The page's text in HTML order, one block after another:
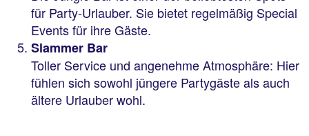
für Party-Urlauber. Sie bietet regelmäßig Special
Events für ihre Gäste.
Slammer Bar
Toller Service und angenehme Atmosphäre: Hier
fühlen sich sowohl jüngere Partygäste als auch
ältere Urlauber wohl.